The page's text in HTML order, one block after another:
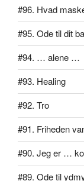
#96. Hvad
#95. Ode til dit
#94. … alene …
#93. Healing
#92. Tro
#91. Friheden
#90. Jeg er …
#89. Ode til